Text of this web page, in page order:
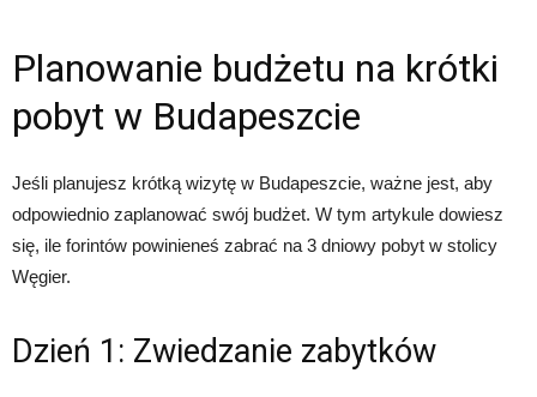
Planowanie budżetu na krótki
pobyt w Budapeszcie
Jeśli planujesz krótką wizytę w Budapeszcie, ważne jest, aby
odpowiednio zaplanować swój budżet. W tym artykule dowiesz
się, ile forintów powinieneś zabrać na 3 dniowy pobyt w stolicy
Węgier.
Dzień 1: Zwiedzanie zabytków